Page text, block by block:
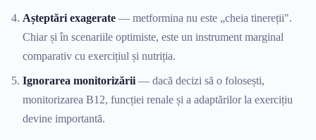
Așteptări exagerate — metformina nu este „cheia tinereții".
Chiar și în scenariile optimiste, este un instrument marginal
comparativ cu exercițiul și nutriția.
Ignorarea monitorizării — dacă decizi să o folosești,
monitorizarea B12, funcției renale și a adaptărilor la exercițiu
devine importantă.